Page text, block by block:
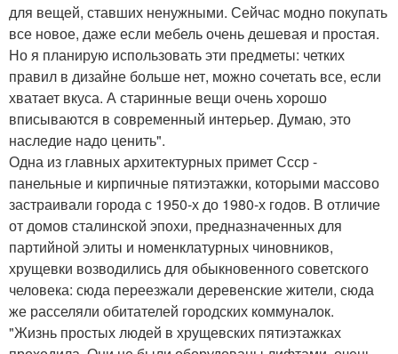
для вещей, ставших ненужными. Сейчас модно покупать
все новое, даже если мебель очень дешевая и простая.
Но я планирую использовать эти предметы: четких
правил в дизайне больше нет, можно сочетать все, если
хватает вкуса. А старинные вещи очень хорошо
вписываются в современный интерьер. Думаю, это
наследие надо ценить".
Одна из главных архитектурных примет Ссср -
панельные и кирпичные пятиэтажки, которыми массово
застраивали города с 1950-х до 1980-х годов. В отличие
от домов сталинской эпохи, предназначенных для
партийной элиты и номенклатурных чиновников,
хрущевки возводились для обыкновенного советского
человека: сюда переезжали деревенские жители, сюда
же расселяли обитателей городских коммуналок.
"Жизнь простых людей в хрущевских пятиэтажках